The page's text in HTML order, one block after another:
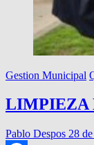
Gestion Municipal
LIMPIEZA
Pablo Despos 28